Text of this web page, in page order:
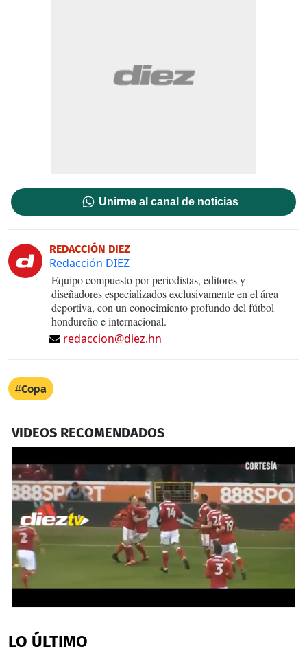
Unirme al canal de noticias
REDACCIÓN DIEZ
Redacción DIEZ
Equipo compuesto por periodistas, editores y
diseñadores especializados exclusivamente en el área
deportiva, con un conocimiento profundo del fútbol
hondureño e internacional.
redaccion@diez.hn
Copa
VIDEOS RECOMENDADOS
of
24
LO ÚLTIMO